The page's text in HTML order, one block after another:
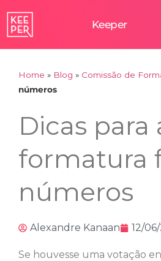
Keeper
Home » Blog » Comissão de
números
Dicas para
formatura
números
Alexandre Kanaan 12/
Se houvesse uma votação